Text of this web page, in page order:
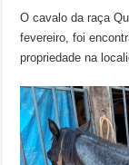
O cavalo da raça
fevereiro, foi
propriedade na